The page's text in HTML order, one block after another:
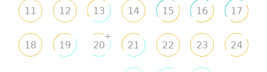
11 12 13 14 15 16 17
18 19 20
+
21 22 23 24